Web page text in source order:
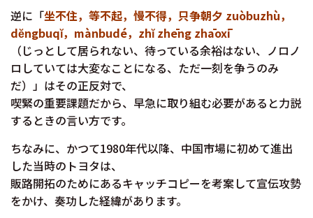
逆に「坐不住，等不起，慢不得，只争朝夕 zuòbuzhù，
dĕngbuqĭ，mànbudé，zhĭ zhēng zhāoxī
（じっとして居られない、待っている余裕はない、ノロノ
ロしていては大変なことになる、ただ一刻を争うのみ
だ）」はその正反対で、
喫緊の重要課題だから、早急に取り組む必要があると力説
するときの言い方です。
ちなみに、かつて1980年代以降、中国市場に初めて進出
した当時のトヨタは、
販路開拓のためにあるキャッチコピーを考案して宣伝攻勢
をかけ、奏功した経緯があります。